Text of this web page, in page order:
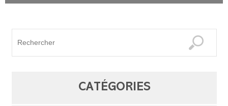
CATÉGORIES